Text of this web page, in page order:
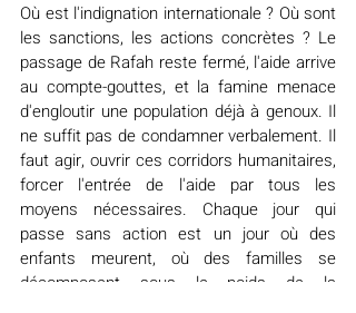
Où est l'indignation internationale ? Où sont
les sanctions, les actions concrètes ? Le
passage de Rafah reste fermé, l'aide arrive
au compte-gouttes, et la famine menace
d'engloutir une population déjà à genoux. Il
ne suffit pas de condamner verbalement. Il
faut agir, ouvrir ces corridors humanitaires,
forcer l'entrée de l'aide par tous les
moyens nécessaires. Chaque jour qui
passe sans action est un jour où des
enfants meurent, où des familles se
décomposent sous le poids de la